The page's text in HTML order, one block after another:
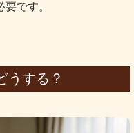
です。
うする？